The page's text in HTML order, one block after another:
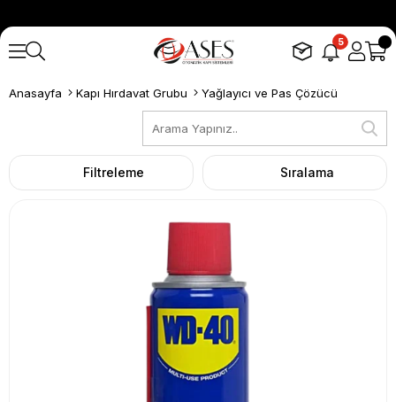
5
Anasayfa Kapı Hırdavat Grubu Yağlayıcı ve Pas Çözücü
Filtreleme Sıralama